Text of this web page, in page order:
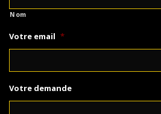
Nom
Votre email *
Votre demande